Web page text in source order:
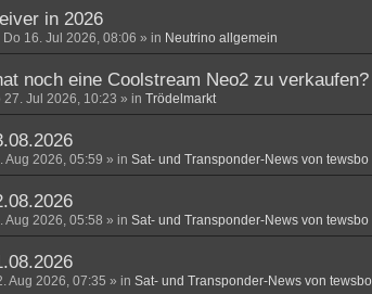
in 2026
Do 16. Jul 2026, 08:06 » in Neutrino allgemein
noch eine Coolstream Neo2 zu verkaufen?
27. Jul 2026, 10:23 » in Trödelmarkt
Aug 2026, 05:59 » in Sat- und Transponder-News von tewsbo
Aug 2026, 05:58 » in Sat- und Transponder-News von tewsbo
Aug 2026, 07:35 » in Sat- und Transponder-News von tewsbo